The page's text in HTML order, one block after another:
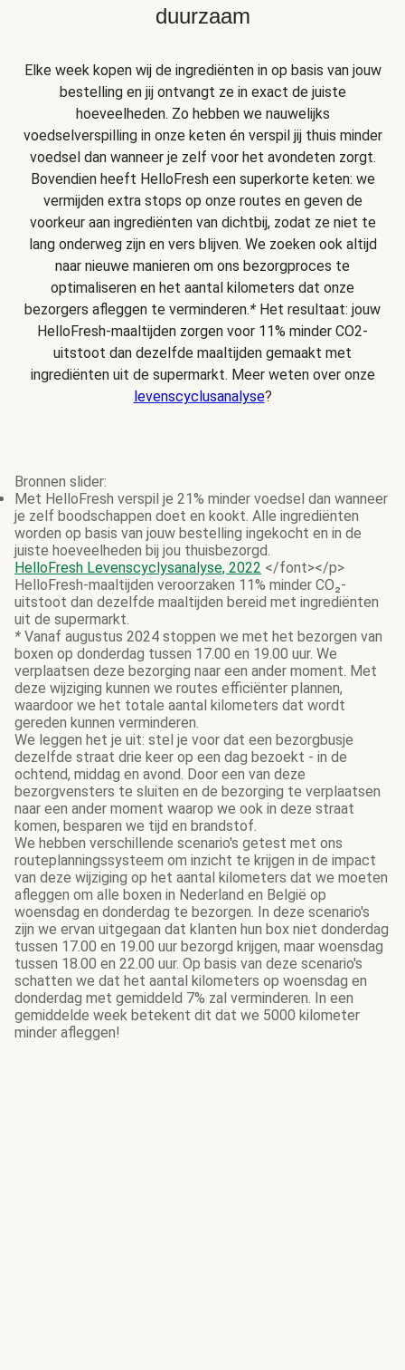
duurzaam
Elke week kopen wij de ingrediënten in op basis van jouw
bestelling en jij ontvangt ze in exact de juiste
hoeveelheden. Zo hebben we nauwelijks
voedselverspilling in onze keten én verspil jij thuis minder
voedsel dan wanneer je zelf voor het avondeten zorgt.
Bovendien heeft HelloFresh een superkorte keten: we
vermijden extra stops op onze routes en geven de
voorkeur aan ingrediënten van dichtbij, zodat ze niet te
lang onderweg zijn en vers blijven. We zoeken ook altijd
naar nieuwe manieren om ons bezorgproces te
optimaliseren en het aantal kilometers dat onze
bezorgers afleggen te verminderen.* Het resultaat: jouw
HelloFresh-maaltijden zorgen voor 11% minder CO2-
uitstoot dan dezelfde maaltijden gemaakt met
ingrediënten uit de supermarkt. Meer weten over onze
levenscyclusanalyse?
Bronnen slider:
Met HelloFresh verspil je 21% minder voedsel dan wanneer
je zelf boodschappen doet en kookt. Alle ingrediënten
worden op basis van jouw bestelling ingekocht en in de
juiste hoeveelheden bij jou thuisbezorgd.
HelloFresh Levenscyclysanalyse, 2022 </font></p>
HelloFresh-maaltijden veroorzaken 11% minder CO₂-
uitstoot dan dezelfde maaltijden bereid met ingrediënten
uit de supermarkt.
* Vanaf augustus 2024 stoppen we met het bezorgen van
boxen op donderdag tussen 17.00 en 19.00 uur. We
verplaatsen deze bezorging naar een ander moment. Met
deze wijziging kunnen we routes efficiënter plannen,
waardoor we het totale aantal kilometers dat wordt
gereden kunnen verminderen.
We leggen het je uit: stel je voor dat een bezorgbusje
dezelfde straat drie keer op een dag bezoekt - in de
ochtend, middag en avond. Door een van deze
bezorgvensters te sluiten en de bezorging te verplaatsen
naar een ander moment waarop we ook in deze straat
komen, besparen we tijd en brandstof.
We hebben verschillende scenario's getest met ons
routeplanningssysteem om inzicht te krijgen in de impact
van deze wijziging op het aantal kilometers dat we moeten
afleggen om alle boxen in Nederland en België op
woensdag en donderdag te bezorgen. In deze scenario's
zijn we ervan uitgegaan dat klanten hun box niet donderdag
tussen 17.00 en 19.00 uur bezorgd krijgen, maar woensdag
tussen 18.00 en 22.00 uur. Op basis van deze scenario's
schatten we dat het aantal kilometers op woensdag en
donderdag met gemiddeld 7% zal verminderen. In een
gemiddelde week betekent dit dat we 5000 kilometer
minder afleggen!